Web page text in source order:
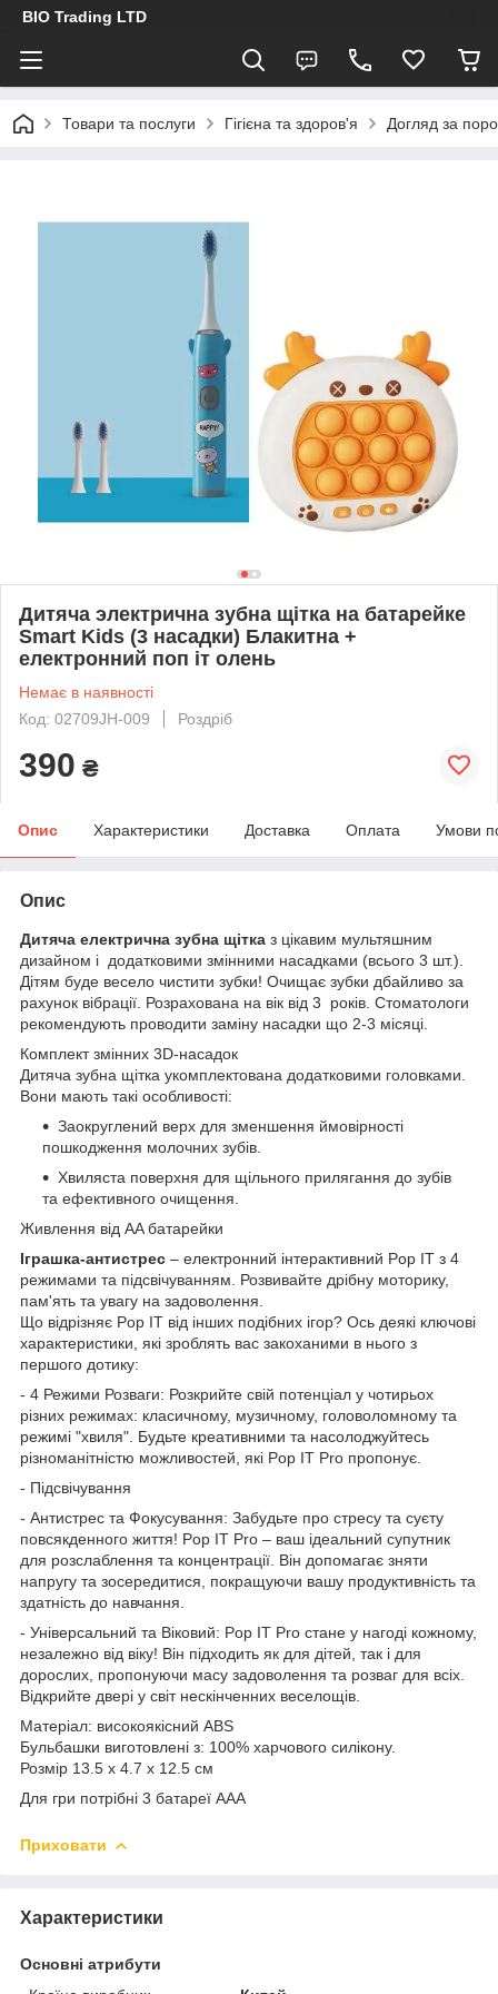
BIO Trading LTD
Товари та послуги Гігієна та здоров'я Догляд за
Дитяча электрична зубна щітка на батарейке
Smart Kids (3 насадки) Блакитна +
електронний поп іт олень
Немає в наявності
Код: 02709JH-009
Роздріб
390 ₴
Опис Характеристики Доставка Оплата Умови
Опис
Дитяча електрична зубна щітка з цікавим мультяшним
дизайном і додатковими змінними насадками (всього 3 шт.).
Дітям буде весело чистити зубки! Очищає зубки дбайливо за
рахунок вібрації. Розрахована на вік від 3 років. Стоматологи
рекомендують проводити заміну насадки що 2-3 місяці.
Комплект змінних 3D-насадок
Дитяча зубна щітка укомплектована додатковими головками.
Вони мають такі особливості:
Заокруглений верх для зменшення ймовірності
пошкодження молочних зубів.
Хвиляста поверхня для щільного прилягання до зубів
та ефективного очищення.
Живлення від AA батарейки
Іграшка-антистрес – електронний інтерактивний Pop IT з 4
режимами та підсвічуванням. Розвивайте дрібну моторику,
пам'ять та увагу на задоволення.
Що відрізняє Pop IT від інших подібних ігор? Ось деякі ключові
характеристики, які зроблять вас закоханими в нього з
першого дотику:
- 4 Режими Розваги: Розкрийте свій потенціал у чотирьох
різних режимах: класичному, музичному, головоломному та
режимі "хвиля". Будьте креативними та насолоджуйтесь
різноманітністю можливостей, які Pop IT Pro пропонує.
- Підсвічування
- Антистрес та Фокусування: Забудьте про стресу та суєту
повсякденного життя! Pop IT Pro – ваш ідеальний супутник
для розслаблення та концентрації. Він допомагає зняти
напругу та зосередитися, покращуючи вашу продуктивність та
здатність до навчання.
- Універсальний та Віковий: Pop IT Pro стане у нагоді кожному,
незалежно від віку! Він підходить як для дітей, так і для
дорослих, пропонуючи масу задоволення та розваг для всіх.
Відкрийте двері у світ нескінченних веселощів.
Матеріал: високоякісний ABS
Бульбашки виготовлені з: 100% харчового силікону.
Розмір 13.5 х 4.7 х 12.5 см
Для гри потрібні 3 батареї ААА
Приховати
Характеристики
Основні атрибути